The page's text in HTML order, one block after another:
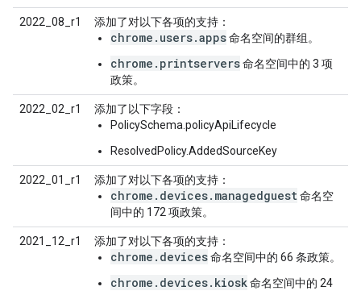
2022_08_r1 添加了对以下各项的支持：
chrome.users.apps命名空间的群组。
chrome.printservers命名空间中的 3 项
政策。
2022_02_r1
添加了以下字段：
PolicySchema.policyApiLifecycle
ResolvedPolicy.AddedSourceKey
2022_01_r1 添加了对以下各项的支持：
chrome.devices.managedguest命名空
间中的 172 项政策。
2021_12_r1 添加了对以下各项的支持：
chrome.devices命名空间中的 66 条政策。
chrome.devices.kiosk命名空间中的 24